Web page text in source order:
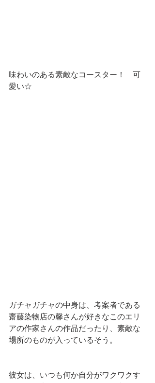
味わいのある素敵なコースター！　可
愛い☆
ガチャガチャの中身は、考案者である
齋藤染物店の馨さんが好きなこのエリ
アの作家さんの作品だったり、素敵な
場所のものが入っているそう。
彼女は、いつも何か自分がワクワクす